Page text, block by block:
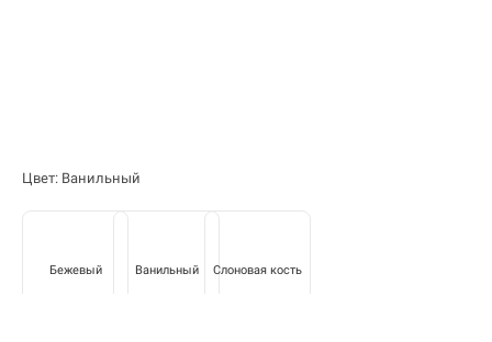
Цвет: Ванильный
Бежевый Ванильный Слоновая кость